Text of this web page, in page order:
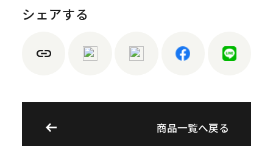
シェアする
商品一覧へ戻る